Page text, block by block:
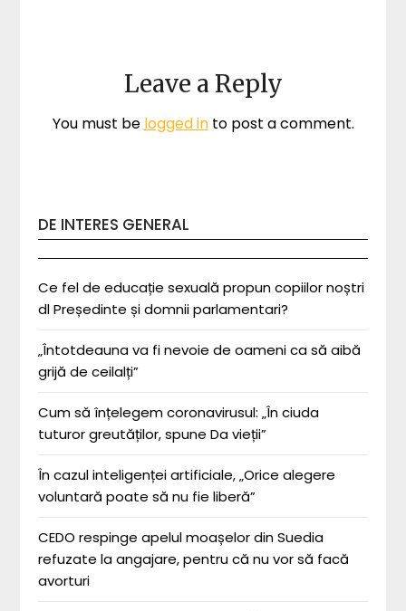
Leave a Reply
You must be logged into post a comment.
DE INTERES GENERAL
Ce fel de educație sexuală propun copiilor noștri
dl Președinte și domnii parlamentari?
„Întotdeauna va fi nevoie de oameni ca să aibă
grijă de ceilalți”
Cum să înțelegem coronavirusul: „În ciuda
tuturor greutăților, spune Da vieții”
În cazul inteligenței artificiale, „Orice alegere
voluntară poate să nu fie liberă”
CEDO respinge apelul moașelor din Suedia
refuzate la angajare, pentru că nu vor să facă
avorturi